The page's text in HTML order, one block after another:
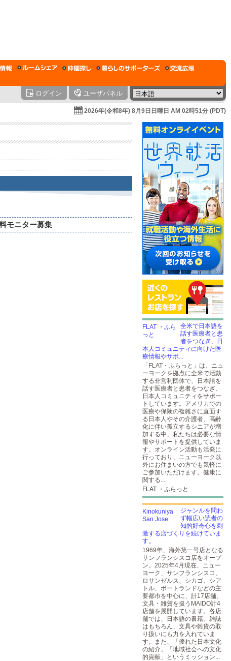
ログイン ユーザパネル
2026年(令和8年) 8月9日日曜日 AM 02時51分 (PDT)
モニター募集
全米で日本語を
話す医療者と患
者をつなぎ、日
本人コミュニティに向けた医
療情報やサポ...
「FLAT・ふらっと」は、ニュ
ーヨークを拠点に全米で活動
する非営利団体で、日本語を
話す医療者と患者をつなぎ、
日本人コミュニティをサポー
トしています。アメリカでの
医療や保険の複雑さに直面す
る日本人やその介護者、高齢
化に伴い孤立するシニアが増
加する中、私たちは必要な情
報やサポートを提供していま
す。オンライン活動も活発に
行っており、ニューヨーク以
外にお住まいの方でも気軽に
ご参加いただけます。健康に
関する...
FLAT ・ふらっと
ジャンルを問わ
ず幅広い読者の
知的好奇心を刺
激する店づくりを続けていま
す。
1969年、海外第一号店となる
サンフランシスコ店をオープ
ン。2025年4月現在、ニュー
ヨーク、サンフランシスコ、
ロサンゼルス、シカゴ、シア
トル、ポートランドなどの主
要都市を中心に、計17店舗、
文具・雑貨を扱うMAIDO計4
店舗を展開しています。各店
舗では、日本語の書籍、雑誌
はもちろん、文具や雑貨の取
り扱いにも力を入れていま
す。また、「優れた日本文化
の紹介」「地域社会への文化
的貢献」というミッション...